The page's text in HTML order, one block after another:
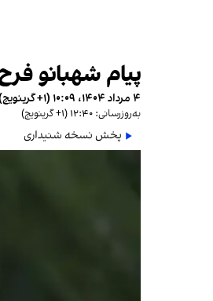
پیام شهبانو
۴ مرداد ۱۴۰۴، ۱۰:۰۹ (‎+۱ گرینویچ)
به‌روزرسانی: ۱۲:۴۰ (‎+۱ گرینویچ)
پخش نسخه شنیداری